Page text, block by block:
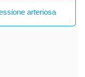
arteriosa